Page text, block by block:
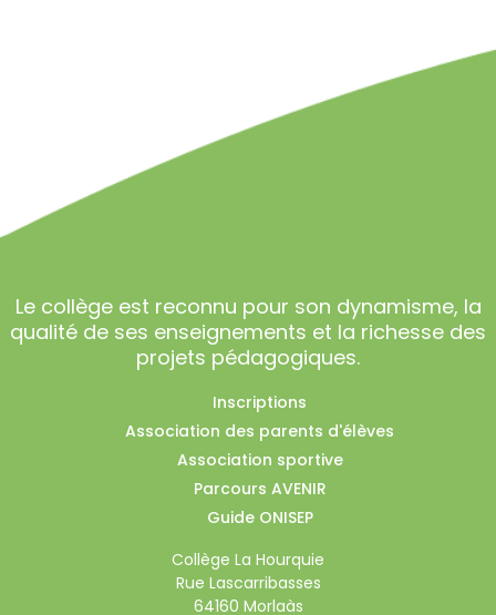
Le collège est reconnu pour son dynamisme, la
qualité de ses enseignements et la richesse des
projets pédagogiques.
Inscriptions
Association des parents d'élèves
Association sportive
Parcours AVENIR
Guide ONISEP
Collège La Hourquie
Rue Lascarribasses
64160 Morlaàs